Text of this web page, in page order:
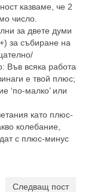
казваме, че 2
число.
за двете думи
за събиране на
Във всяка работа
е твой плюс;
‘по-малко’ или
като плюс-
колебание,
с плюс-минус
Следващ пост